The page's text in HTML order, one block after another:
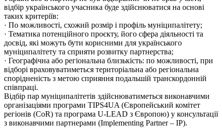
відбір українського учасника буде здійснюватися на основі
таких критеріїв:
· По можливості, схожий розмір і профіль муніципалітету;
· Тематика потенційного проєкту, його сфера діяльності та
досвід, які можуть бути корисними для українського
муніципалітету та сприяти розвитку партнерства;
· Географічна або регіональна близькість: по можливості, при
відборі враховуватиметься територіальна або регіональна
спорідненість з метою сприяння подальшій транскордонній
співпраці.
Відбір пар муніципалітетів здійснюватиметься виконавчими
організаціями програми TIPS4UA (Європейський комітет
регіонів (CoR) та програма U-LEAD з Європою) у консультації
з виконавчими партнерами (Implementing Partner – IP).